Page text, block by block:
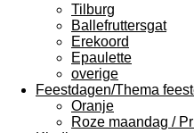
Tilburg
Ballefruttersgat
Erekoord
Epaulette
overige
Feestdagen/Thema
Oranje
Roze maandag /